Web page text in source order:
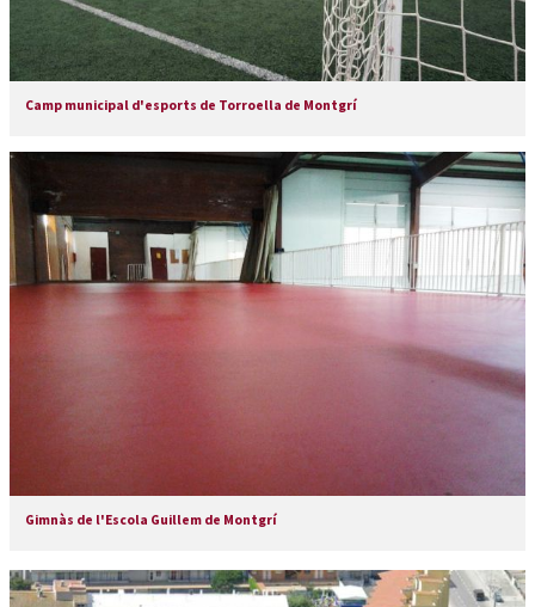
Camp municipal d'esports de Torroella de Montgrí
Gimnàs de l'Escola Guillem de Montgrí